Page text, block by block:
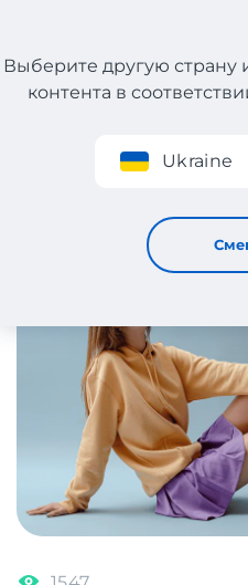
Регистрация
Выберите другую страну
контента в
Ukraine
Мини-юбка: